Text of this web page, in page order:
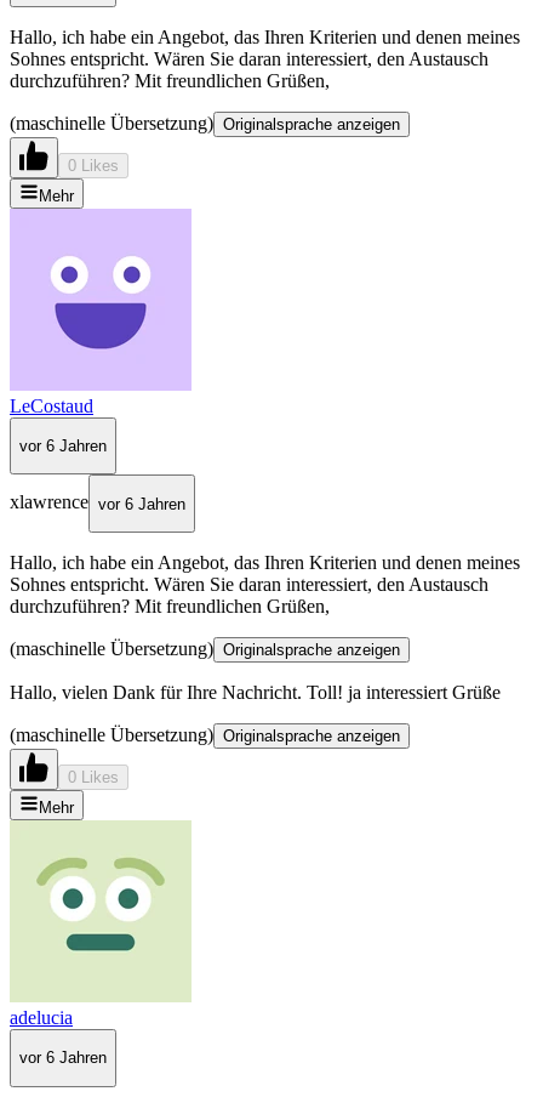
Hallo, ich habe ein Angebot, das Ihren Kriterien und denen meines
Sohnes entspricht. Wären Sie daran interessiert, den Austausch
durchzuführen? Mit freundlichen Grüßen,
(maschinelle Übersetzung) Originalsprache anzeigen
0 Likes
Mehr
LeCostaud
vor 6 Jahren
xlawrence vor 6 Jahren
Hallo, ich habe ein Angebot, das Ihren Kriterien und denen meines
Sohnes entspricht. Wären Sie daran interessiert, den Austausch
durchzuführen? Mit freundlichen Grüßen,
(maschinelle Übersetzung) Originalsprache anzeigen
Hallo, vielen Dank für Ihre Nachricht. Toll! ja interessiert Grüße
(maschinelle Übersetzung) Originalsprache anzeigen
0 Likes
Mehr
adelucia
vor 6 Jahren